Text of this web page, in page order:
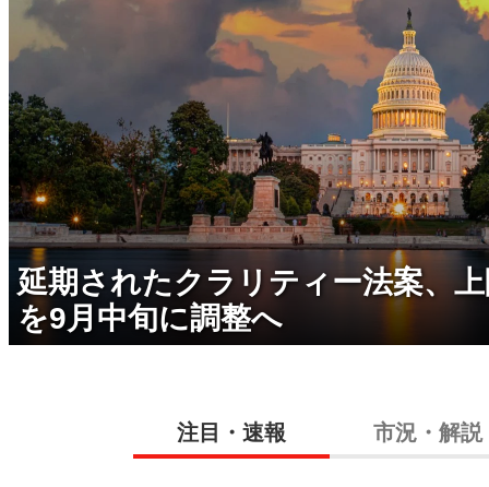
延期されたクラリティー法案、
を9月中旬に調整へ
注目・速報 市況・解説